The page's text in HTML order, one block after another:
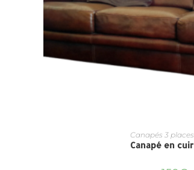
Canapés 3 places
Canapé en cuir